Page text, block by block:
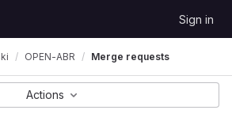
Sign in
OPEN-ABR Merge requests
Actions